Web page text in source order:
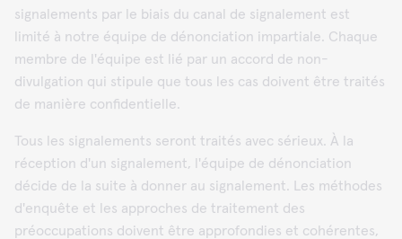
signalements par le biais du canal de signalement est
limité à notre équipe de dénonciation impartiale. Chaque
membre de l'équipe est lié par un accord de non-
divulgation qui stipule que tous les cas doivent être traités
de manière confidentielle.
Tous les signalements seront traités avec sérieux. À la
réception d'un signalement, l'équipe de dénonciation
décide de la suite à donner au signalement. Les méthodes
d'enquête et les approches de traitement des
préoccupations doivent être approfondies et cohérentes,